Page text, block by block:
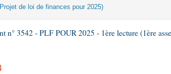
de loi de finances pour 2025)
n° 3542 - PLF POUR 2025 - 1ère lecture (1ère